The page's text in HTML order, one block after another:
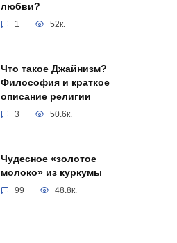
любви?
1 52к.
Что такое Джайнизм?
Философия и краткое
описание религии
3 50.6к.
Чудесное «золотое
молоко» из куркумы
99 48.8к.